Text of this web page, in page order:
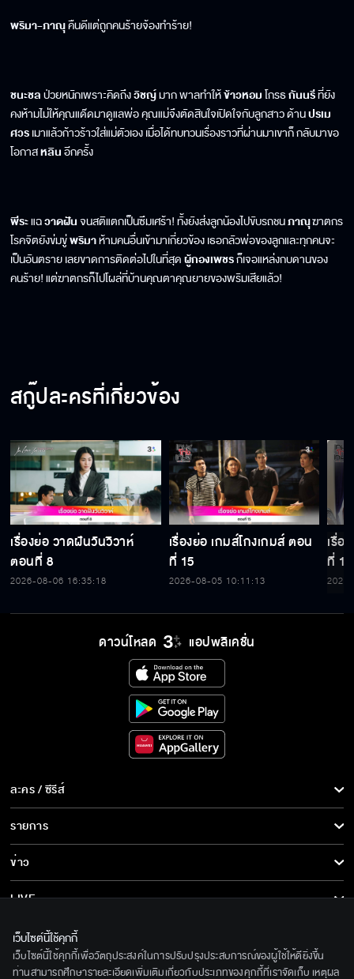
พริมา-ภาณุคืนดีแต่ถูกคนร้ายจ้องทำร้าย!
ชนะชลป่วยหนักเพราะคิดถึงวิชญ์มาก พาลทำให้ข้าวหอมโกรธกันนรีที่ยัง
คงห้ามไม่ให้คุณแด๊ดมาดูแลพ่อ คุณแม่จึงตัดสินใจเปิดใจกับลูกสาว ด้านปรเม
ศวรเมาแล้วก้าวร้าวใส่แม่ตัวเอง เมื่อได้ทบทวนเรื่องราวที่ผ่านมาเขาก็ กลับมาขอ
โอกาสหลินอีกครั้ง
พีระแฉวาดฝันจนสติแตกเป็นซึมเศร้า! ทั้งยังส่งลูกน้องไปขับรถชนภาณุฆาตกร
โรคจิตยังข่มขู่พริมาห้ามคนอื่นเข้ามาเกี่ยวข้อง เธอกลัวพ่อของลูกและทุกคนจะ
เป็นอันตราย เลยขาดการติดต่อไปในที่สุดผู้กองเพชรก็เจอแหล่งกบดานของ
คนร้าย! แต่ฆาตกรก็ไปโผล่ที่บ้านคุณตาคุณยายของพริมเสียแล้ว!
สกู๊ปละครที่เกี่ยวข้อง
เรื่องย่อ วาดฝันวันวิวาห์
ตอนที่ 8
2026-08-06 16:35:18
เรื่องย่อ เกมส์โกงเกมส์ ตอน
ที่ 15
2026-08-05 10:11:13
เรื่อ
ที่ 14
ดาวน์โหลด แอปพลิเคชั่น
ละคร / ซีรีส์
ละคร/ซีรีส์
ซีรีส์นานาชาติ
การ์ตูน & เกม
รายการ
รายการทั้งหมด
ข่าว
ข่าวทั้งหมด
ข่าวประชาสัมพันธ์
LIVE
เกี่ยวกับเรา
BEC World
ติดตามเราได้ที่
เว็บไซต์นี้ใช้คุกกี้
เว็บไซต์นี้ใช้คุกกี้เพื่อวัตถุประสงค์ในการปรับปรุงประสบการณ์ของผู้ใช้ให้ดียิ่งขึ้น
ท่านสามารถศึกษารายละเอียดเพิ่มเติมเกี่ยวกับประเภทของคุกกี้ที่เราจัดเก็บ เหตุผล